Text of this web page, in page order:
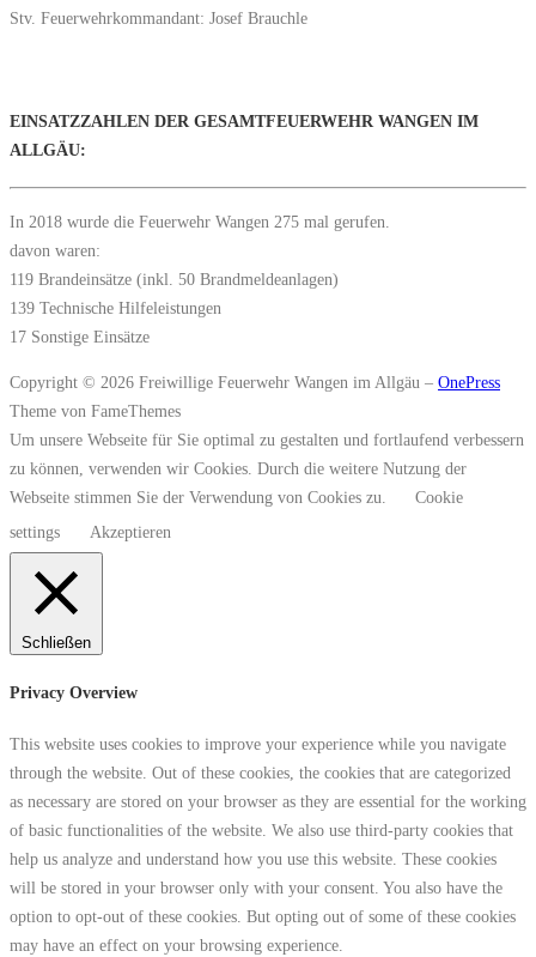
Stv. Feuerwehrkommandant: Josef Brauchle
EINSATZZAHLEN DER GESAMTFEUERWEHR WANGEN IM
ALLGÄU:
In 2018 wurde die Feuerwehr Wangen 275 mal gerufen.
davon waren:
119 Brandeinsätze (inkl. 50 Brandmeldeanlagen)
139 Technische Hilfeleistungen
17 Sonstige Einsätze
Copyright © 2026 Freiwillige Feuerwehr Wangen im Allgäu – OnePress
Theme von FameThemes
Um unsere Webseite für Sie optimal zu gestalten und fortlaufend verbessern
zu können, verwenden wir Cookies. Durch die weitere Nutzung der
Webseite stimmen Sie der Verwendung von Cookies zu.
Cookie
settings
Akzeptieren
Schließen
Privacy Overview
This website uses cookies to improve your experience while you navigate
through the website. Out of these cookies, the cookies that are categorized
as necessary are stored on your browser as they are essential for the working
of basic functionalities of the website. We also use third-party cookies that
help us analyze and understand how you use this website. These cookies
will be stored in your browser only with your consent. You also have the
option to opt-out of these cookies. But opting out of some of these cookies
may have an effect on your browsing experience.